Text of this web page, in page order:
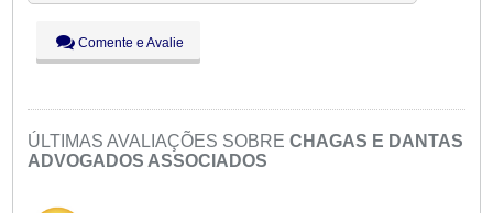
Sex:
09:00 - 18:00
Sáb:
Fechado
Comente e Avalie
ÚLTIMAS AVALIAÇÕES SOBRE CHAGAS E DANTAS
ADVOGADOS ASSOCIADOS